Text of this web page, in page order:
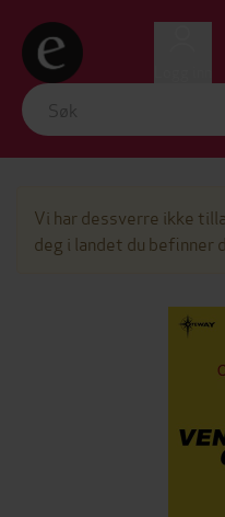
Vi har dessverre ikke
deg i landet du befinner